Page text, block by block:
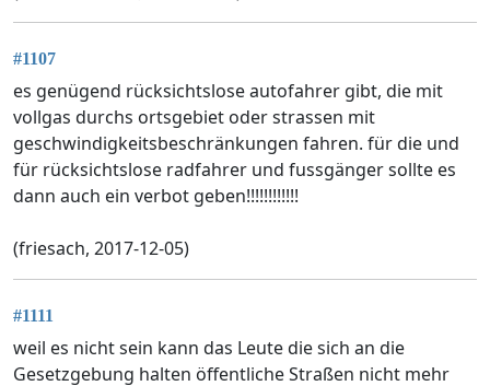
#1107
es genügend rücksichtslose autofahrer gibt, die mit
vollgas durchs ortsgebiet oder strassen mit
geschwindigkeitsbeschränkungen fahren. für die und
für rücksichtslose radfahrer und fussgänger sollte es
dann auch ein verbot geben!!!!!!!!!!!!
(friesach, 2017-12-05)
#1111
weil es nicht sein kann das Leute die sich an die
Gesetzgebung halten öffentliche Straßen nicht mehr